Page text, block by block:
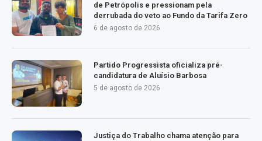
de Petrópolis e pressionam pela
derrubada do veto ao Fundo da Tarifa Zero
6 de agosto de 2026
Partido Progressista oficializa pré-
candidatura de Aluísio Barbosa
5 de agosto de 2026
Justiça do Trabalho chama atenção para